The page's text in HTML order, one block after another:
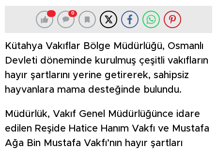
0
Kütahya Vakıflar Bölge Müdürlüğü, Osmanlı
Devleti döneminde kurulmuş çeşitli vakıfların
hayır şartlarını yerine getirerek, sahipsiz
hayvanlara mama desteğinde bulundu.
Müdürlük, Vakıf Genel Müdürlüğünce idare
edilen Reşide Hatice Hanım Vakfı ve Mustafa
Ağa Bin Mustafa Vakfı’nın hayır şartları